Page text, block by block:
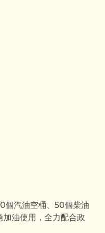
個汽油空桶、50個柴油
加油使用，全力配合政